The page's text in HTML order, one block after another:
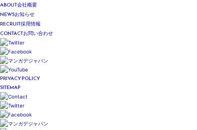
ABOUT会社概要
NEWSお知らせ
RECRUIT採用情報
CONTACTお問い合わせ
PRIVACY POLICY
SITEMAP